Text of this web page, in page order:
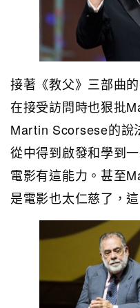
接著《教父》三部曲
在接受訪問時也狠批
Martin Scorsese的說
從中得到啟發和學到
電影有這能力。甚至
是電影也太仁慈了，